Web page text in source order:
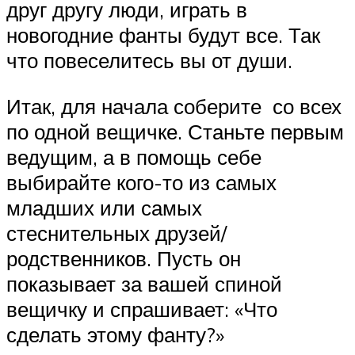
друг другу люди, играть в
новогодние фанты будут все. Так
что повеселитесь вы от души.
Итак, для начала соберите со всех
по одной вещичке. Станьте первым
ведущим, а в помощь себе
выбирайте кого-то из самых
младших или самых
стеснительных друзей/
родственников. Пусть он
показывает за вашей спиной
вещичку и спрашивает: «Что
сделать этому фанту?»